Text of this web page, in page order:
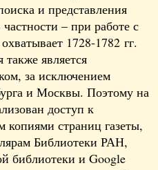
и представления
– при работе с
1728-1782 гг.
также является
за исключением
и Москвы. Поэтому на
доступ к
страниц газеты,
Библиотеки РАН,
библиотеки и Google